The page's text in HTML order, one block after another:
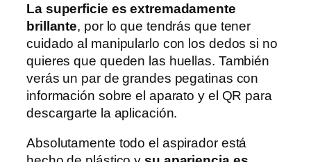
La superficie es extremadamente
brillante, por lo que tendrás que tener
cuidado al manipularlo con los dedos si no
quieres que queden las huellas. También
verás un par de grandes pegatinas con
información sobre el aparato y el QR para
descargarte la aplicación.
Absolutamente todo el aspirador está